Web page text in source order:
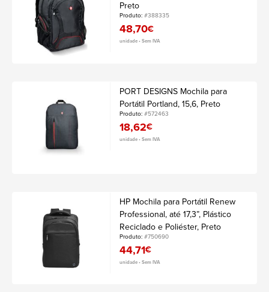
Preto
Produto:#388335
48,70€
unidade • Sem IVA
PORT DESIGNS Mochila para
Portátil Portland, 15,6, Preto
Produto:#572463
18,62€
unidade • Sem IVA
HP Mochila para Portátil Renew
Professional, até 17,3”, Plástico
Reciclado e Poliéster, Preto
Produto:#750690
44,71€
unidade • Sem IVA